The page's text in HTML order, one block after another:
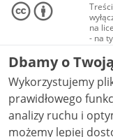
na
- na
audio
NC-
Dbamy o
Wykorzystujemy
prawidłowego
analizy ruchu i
możemy lepiej